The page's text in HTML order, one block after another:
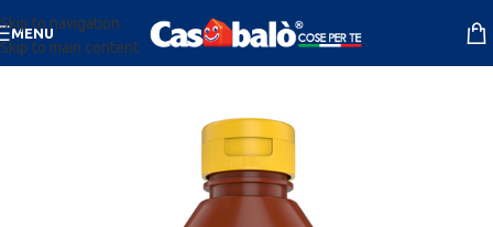
Skip to navigation
Skip to main content
MENU